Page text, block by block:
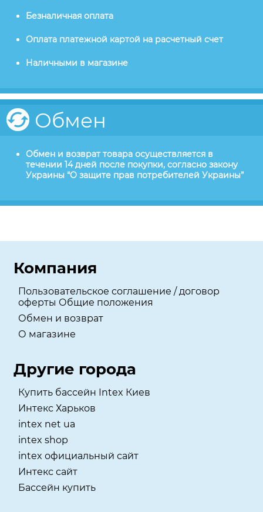
Безналичная оплата
Оплата платежной картой на расчетный счет
Наличными в магазине
Обмен
Обмен и возврат товара осуществляется в
течении 14 дней после покупки, согласно закону
Украины “О защите прав потребителей Украины”
Компания
Пользовательское соглашение / договор
оферты Общие положения
Обмен и возврат
О магазине
Другие города
Купить бассейн Intex Киев
Интекс Харьков
intex net ua
intex shop
intex официальный сайт
Интекс сайт
Бассейн купить